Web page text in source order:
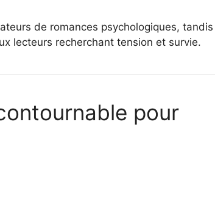
de romances psychologiques, tandis
lecteurs recherchant tension et survie.
pour